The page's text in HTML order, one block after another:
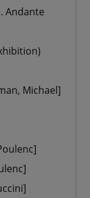
Andante
Michael]